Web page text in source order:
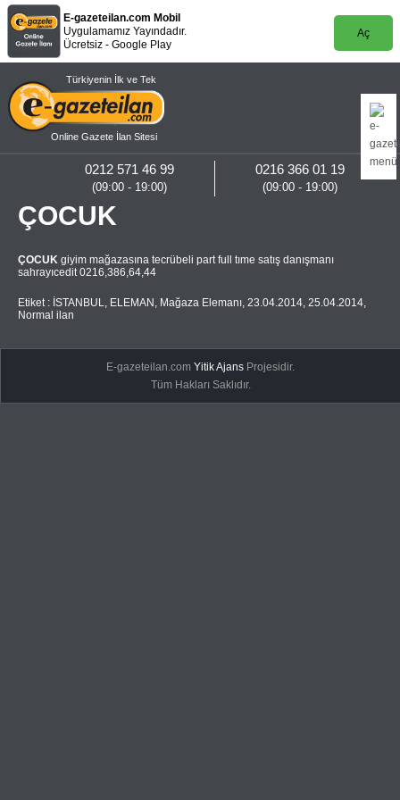
E-gazeteilan.com Mobil
Uygulamamız Yayındadır.
Ücretsiz - Google Play
Aç
Türkiyenin İlk ve Tek
Online Gazete İlan Sitesi
0216 366 01 19
(09:00 - 19:00)
0212 571 46 99
(09:00 - 19:00)
ÇOCUK
ÇOCUK giyim mağazasına tecrübeli part full tıme satış danışmanı
sahrayıcedit 0216,386,64,44
Etiket : İSTANBUL, ELEMAN , Mağaza Elemanı, 23.04.2014, 25.04.2014,
Normal ilan
E-gazeteilan.comYitik Ajans Projesidir.
Tüm Hakları Saklıdır.